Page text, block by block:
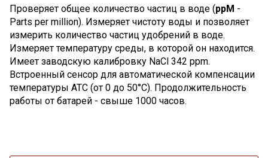
Проверяет общее количество частиц в воде (ppM -
Parts per million). Измеряет чистоту воды и позволяет
измерить количество частиц удобрений в воде.
Измеряет температуру среды, в которой он находится.
Имеет заводскую калибровку NaCl 342 ppm.
Встроенный сенсор для автоматической компенсации
температуры ATC (от 0 до 50°C). Продолжительность
работы от батарей - свыше 1000 часов.